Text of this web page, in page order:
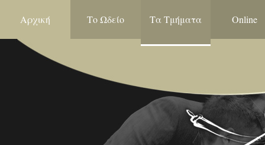
Αρχική Το Ωδείο Τα Τμήματα Online